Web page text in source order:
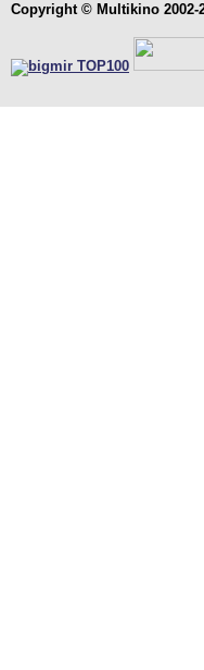
Copyright © Multikino 2002-